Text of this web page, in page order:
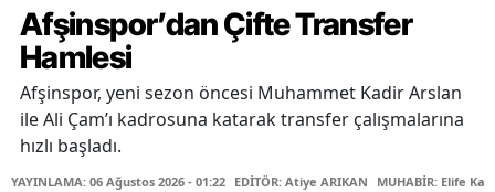
Afşinspor’dan Çifte Transfer
Hamlesi
Afşinspor, yeni sezon öncesi Muhammet Kadir Arslan
ile Ali Çam’ı kadrosuna katarak transfer çalışmalarına
hızlı başladı.
YAYINLAMA: 06 Ağustos 2026 - 01:22 EDİTÖR: Atiye ARIKAN MUHABİR: Elife